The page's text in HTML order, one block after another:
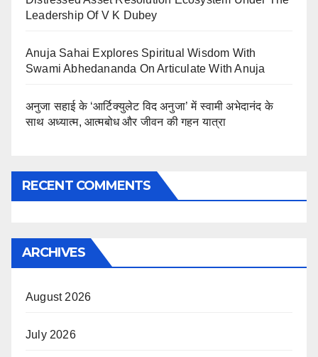
Leadership Of V K Dubey
Anuja Sahai Explores Spiritual Wisdom With
Swami Abhedananda On Articulate With Anuja
अनुजा सहाई के ‘आर्टिक्युलेट विद अनुजा’ में स्वामी अभेदानंद के
साथ अध्यात्म, आत्मबोध और जीवन की गहन यात्रा
RECENT COMMENTS
ARCHIVES
August 2026
July 2026